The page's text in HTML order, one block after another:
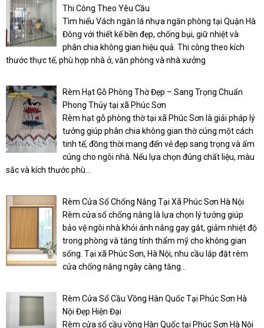
Thi Công Theo Yêu Cầu
Tìm hiểu Vách ngăn lá nhựa ngăn phòng tại Quận Hà
Đông với thiết kế bền đẹp, chống bụi, giữ nhiệt và
phân chia không gian hiệu quả. Thi công theo kích
thước thực tế, phù hợp nhà ở, văn phòng và nhà xưởng
Rèm Hạt Gỗ Phòng Thờ Đẹp – Sang Trọng Chuẩn
Phong Thủy tại xã Phúc Sơn
Rèm hạt gỗ phòng thờ tại xã Phúc Sơn là giải pháp lý
tưởng giúp phân chia không gian thờ cúng một cách
tinh tế, đồng thời mang đến vẻ đẹp sang trọng và ấm
cúng cho ngôi nhà. Nếu lựa chọn đúng chất liệu, màu
sắc và kích thước phù...
Rèm Cửa Sổ Chống Nắng Tại Xã Phúc Sơn Hà Nội
Rèm cửa sổ chống nắng là lựa chọn lý tưởng giúp
bảo vệ ngôi nhà khỏi ánh nắng gay gắt, giảm nhiệt độ
trong phòng và tăng tính thẩm mỹ cho không gian
sống. Tại xã Phúc Sơn, Hà Nội, nhu cầu lắp đặt rèm
cửa chống nắng ngày càng tăng...
Rèm Cửa Sổ Cầu Vồng Hàn Quốc Tại Phúc Sơn Hà
Nội Đẹp Hiện Đại
Rèm cửa sổ cầu vồng Hàn Quốc tại Phúc Sơn Hà Nội